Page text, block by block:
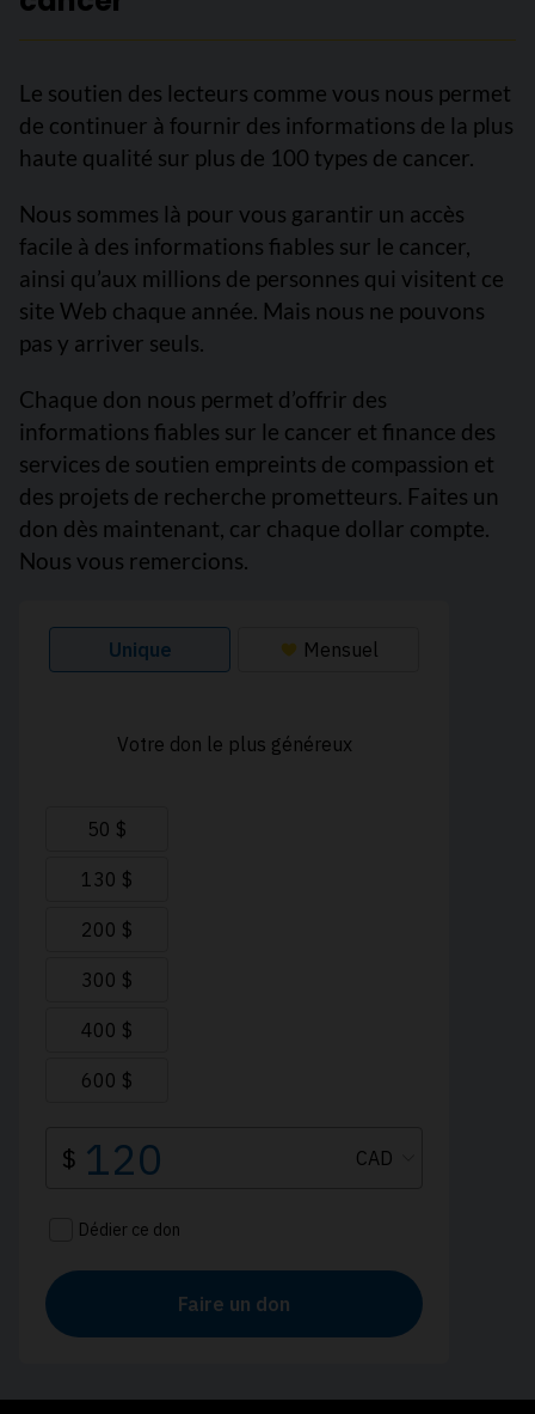
Le soutien des lecteurs comme vous nous permet
de continuer à fournir des informations de la plus
haute qualité sur plus de 100 types de cancer.
Nous sommes là pour vous garantir un accès
facile à des informations fiables sur le cancer,
ainsi qu’aux millions de personnes qui visitent ce
site Web chaque année. Mais nous ne pouvons
pas y arriver seuls.
Chaque don nous permet d’offrir des
informations fiables sur le cancer et finance des
services de soutien empreints de compassion et
des projets de recherche prometteurs. Faites un
don dès maintenant, car chaque dollar compte.
Nous vous remercions.